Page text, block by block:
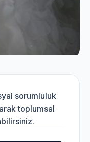
sorumluluk
toplumsal